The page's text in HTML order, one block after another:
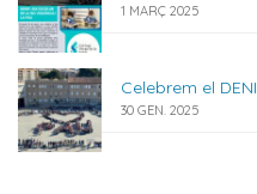
1 MARÇ 2025
Celebrem el
30 GEN. 2025